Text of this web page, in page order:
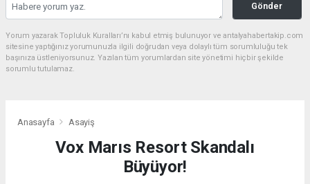
Gönder
Yorum yazarak Topluluk Kuralları’nı kabul etmiş bulunuyor ve antalyahabertakip.com
sitesine yaptığınız yorumunuzla ilgili doğrudan veya dolaylı tüm sorumluluğu tek
başınıza üstleniyorsunuz. Yazılan tüm yorumlardan site yönetimi hiçbir şekilde
sorumlu tutulamaz.
Anasayfa Asayiş
Vox Marıs Resort Skandalı
Büyüyor!